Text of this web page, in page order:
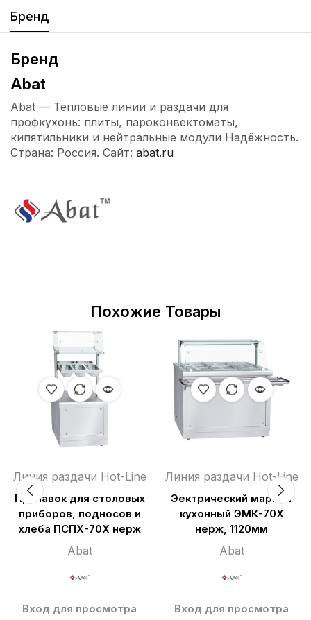
Бренд
Бренд
Abat
Abat — Тепловые линии и раздачи для
профкухонь: плиты, пароконвектоматы,
кипятильники и нейтральные модули Надёжность.
Страна: Россия. Сайт: abat.ru
Похожие Товары
Линия раздачи Hot-Line
Прилавок для столовых
приборов, подносов и
хлеба ПСПХ-70Х нерж
Abat
Вход для просмотра
Линия раздачи Hot-Line
Эектрический мармит
кухонный ЭМК-70Х
нерж, 1120мм
Abat
Вход для просмотра